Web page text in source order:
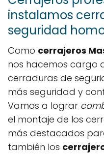
instalamos
seguridad
Como cerrajeros
nos hacemos cargo
cerraduras de
más seguridad y
Vamos a lograr
el montaje de los
más destacados
también los